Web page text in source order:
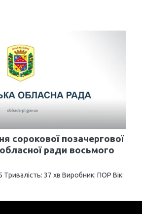
сорокової позачергової
обласної ради восьмого
37 хв Виробник: ПОР Вік: